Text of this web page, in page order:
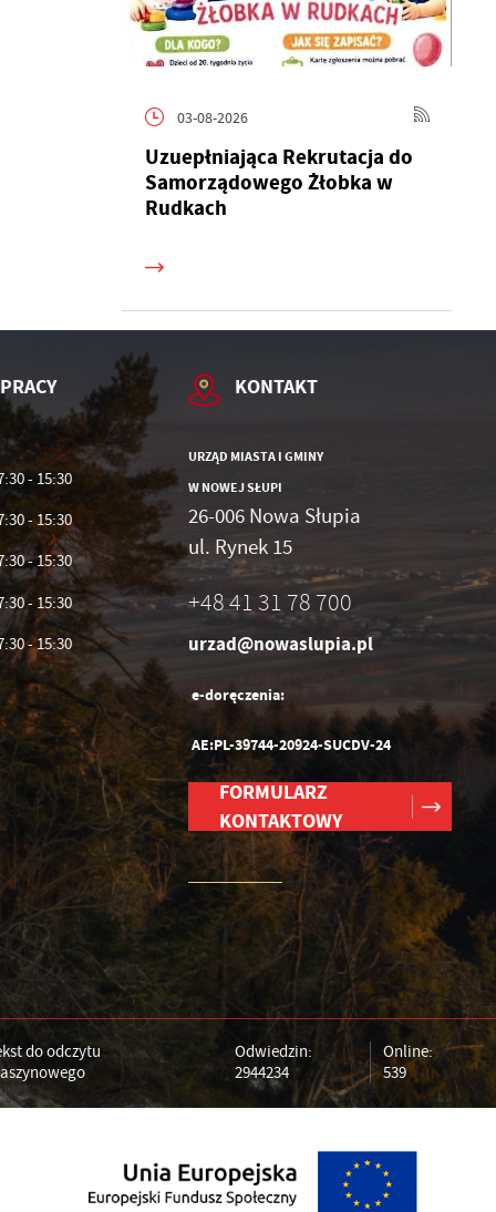
03-08-2026
Uzuepłniająca Rekrutacja do
Samorządowego Żłobka w
Rudkach
- 15:30
- 15:30
- 15:30
- 15:30
- 15:30
KONTAKT
URZĄD MIASTA I GMINY
W NOWEJ SŁUPI
26-006 Nowa Słupia
ul. Rynek 15
+48 41 31 78 700
urzad@nowaslupia.pl
e-doręczenia:
AE:PL-39744-20924-SUCDV-24
FORMULARZ
KONTAKTOWY
do odczytu
Odwiedzin:
2944234
Online:
539